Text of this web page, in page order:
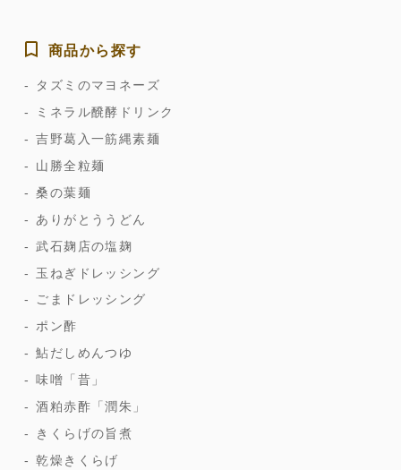
商品から探す
タズミのマヨネーズ
ミネラル醗酵ドリンク
吉野葛入一筋縄素麺
山勝全粒麺
桑の葉麺
ありがとううどん
武石麹店の塩麹
玉ねぎドレッシング
ごまドレッシング
ポン酢
鮎だしめんつゆ
味噌「昔」
酒粕赤酢「潤朱」
きくらげの旨煮
乾燥きくらげ